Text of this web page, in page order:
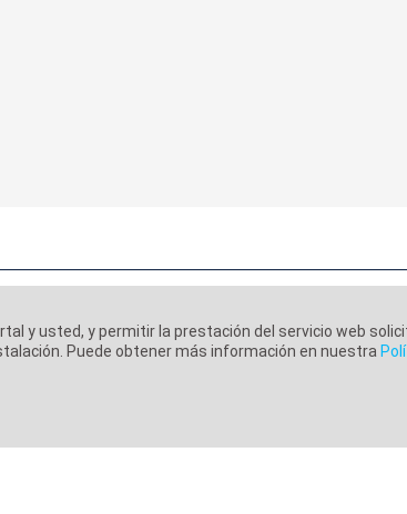
y usted, y permitir la prestación del servicio web
Puede obtener más información en nuestra